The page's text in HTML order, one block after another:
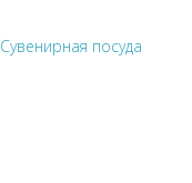
Сувенирная посуда